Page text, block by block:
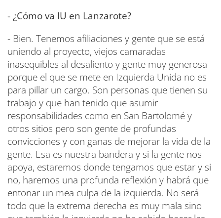
- ¿Cómo va IU en Lanzarote?
- Bien. Tenemos afiliaciones y gente que se está
uniendo al proyecto, viejos camaradas
inasequibles al desaliento y gente muy generosa
porque el que se mete en Izquierda Unida no es
para pillar un cargo. Son personas que tienen su
trabajo y que han tenido que asumir
responsabilidades como en San Bartolomé y
otros sitios pero son gente de profundas
convicciones y con ganas de mejorar la vida de la
gente. Esa es nuestra bandera y si la gente nos
apoya, estaremos donde tengamos que estar y si
no, haremos una profunda reflexión y habrá que
entonar un mea culpa de la izquierda. No será
todo que la extrema derecha es muy mala sino